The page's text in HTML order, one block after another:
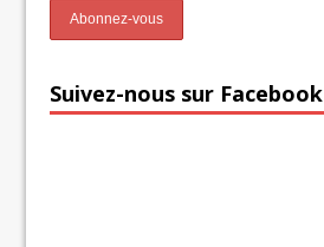
Suivez-nous sur Facebook